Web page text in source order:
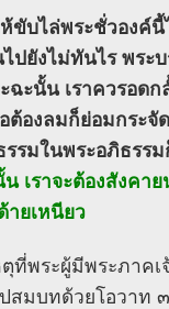
ห้ขับไล่พระชั่วองค์
ปยังไม่ทันไร พระ
ฉะนั้น เราควรอด
ต้องลมก็ย่อมกระ
รรมในพระอภิธรร
น เราจะต้องสังค
ายเหนียว
ที่พระผู้มีพระภาค
สมบทด้วยโอวาท